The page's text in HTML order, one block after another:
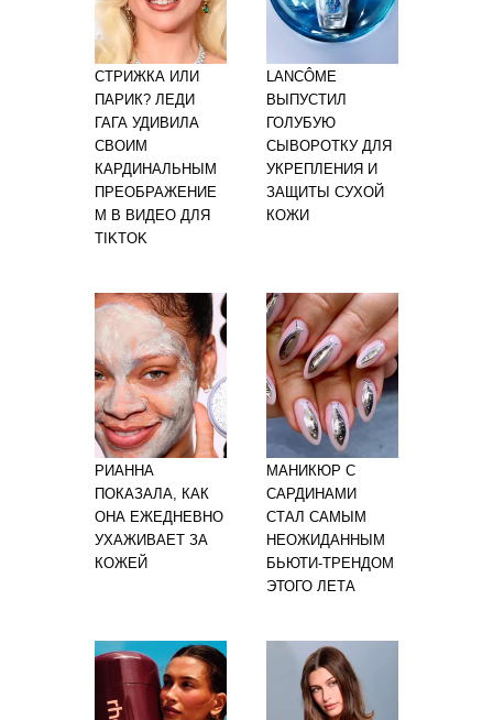
СТРИЖКА ИЛИ
ПАРИК? ЛЕДИ
ГАГА УДИВИЛА
СВОИМ
КАРДИНАЛЬНЫМ
ПРЕОБРАЖЕНИЕ
М В ВИДЕО ДЛЯ
TIKTOK
LANCÔME
ВЫПУСТИЛ
ГОЛУБУЮ
СЫВОРОТКУ ДЛЯ
УКРЕПЛЕНИЯ И
ЗАЩИТЫ СУХОЙ
КОЖИ
РИАННА
ПОКАЗАЛА, КАК
ОНА ЕЖЕДНЕВНО
УХАЖИВАЕТ ЗА
КОЖЕЙ
МАНИКЮР С
САРДИНАМИ
СТАЛ САМЫМ
НЕОЖИДАННЫМ
БЬЮТИ-ТРЕНДОМ
ЭТОГО ЛЕТА